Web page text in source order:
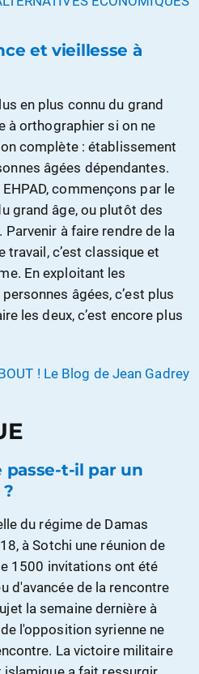
et vieillesse à
en plus connu du grand
à orthographier si on ne
complète : établissement
âgées dépendantes.
commençons par le
grand âge, ou plutôt des
à faire rendre de la
travail, c’est classique et
En exploitant les
âgées, c’est plus
les deux, c’est encore plus
! Le Blog de Jean Gadrey
passe-t-il par un
du régime de Damas
à Sotchi une réunion de
1500 invitations ont été
d'avancée de la rencontre
la semaine dernière à
l'opposition syrienne ne
La victoire militaire